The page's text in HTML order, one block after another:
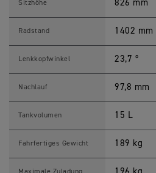
Sitzhöhe 826 mm
Radstand 1402 mm
Lenkkopfwinkel 23,7 º
Nachlauf 97,8 mm
Tankvolumen 15 L
Fahrfertiges Gewicht 189 kg